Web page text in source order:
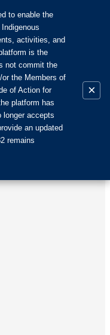
to enable the
activities, and
is the
not commit the
the Members of
of Action for
platform has
longer accepts
an updated
remains
×